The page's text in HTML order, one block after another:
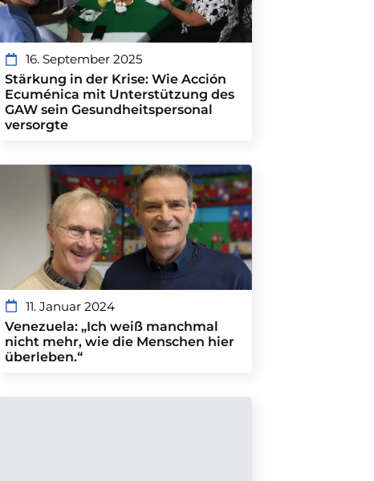
16. September 2025
Stärkung in der Krise: Wie Acción
Ecuménica mit Unterstützung des
GAW sein Gesundheitspersonal
versorgte
11. Januar 2024
Venezuela: „Ich weiß manchmal
nicht mehr, wie die Menschen hier
überleben.“